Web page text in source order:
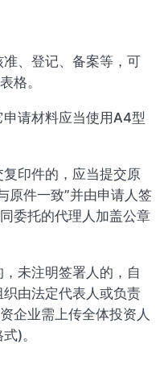
、登记、备案等，可
格。
请材料应当使用A4型
印件的，应当提交原
原件一致”并由申请人签
委托的代理人加盖公章
未注明签署人的，自
由法定代表人或负责
企业需上传全体投资人
)。